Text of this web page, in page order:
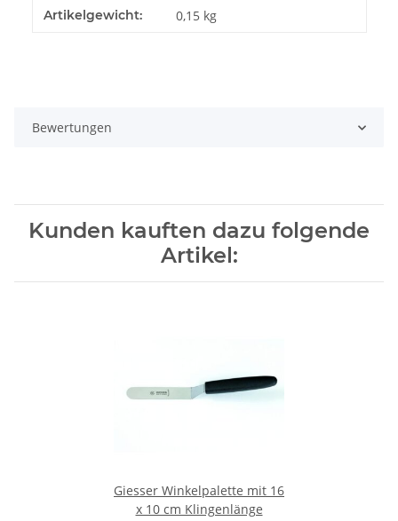
Produkteigenschaft
Wert
Artikelgewicht: 0,15 kg
Bewertungen
Kunden kauften dazu folgende
Artikel:
Giesser Winkelpalette mit 16
x 10 cm Klingenlänge